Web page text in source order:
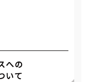
への
いて